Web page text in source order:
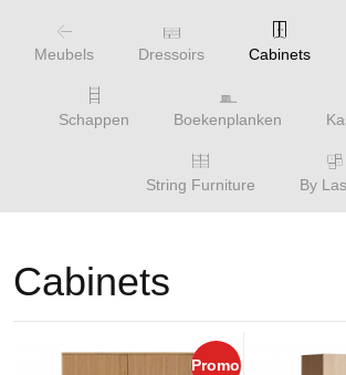
Meubels Dressoirs Cabinets
Schappen Boekenplanken
String Furniture By
Cabinets
Promo